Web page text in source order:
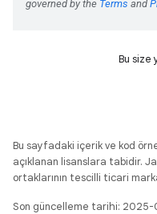
Bu size
Bu sayfadaki içerik ve kod
açıklanan lisanslara tabidir.
ortaklarının tescilli ticari
Son güncelleme tarihi: 2025-